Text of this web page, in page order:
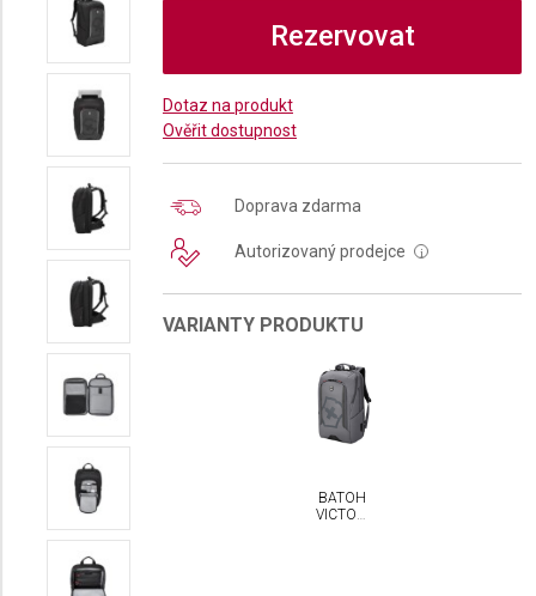
Rezervovat
Dotaz na produkt
Ověřit dostupnost
Doprava zdarma
Autorizovaný prodejce i
VARIANTY PRODUKTU
BATOH
VICTORINOX